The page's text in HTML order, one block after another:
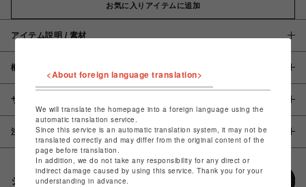
お気に入りアイテムに追加
アイテム説明 / 素材
概要
サイズ
注意事項
シェアする
<About foreign language translation>
We will translate the homepage into a foreign language using the
automatic translation service.
Since this service is an automatic translation system, it may not be
translated correctly and may differ from the original content of the
page before translation.
In addition, we do not take any responsibility for any direct or
indirect damage caused by using this service. Thank you for your
understanding in advance.